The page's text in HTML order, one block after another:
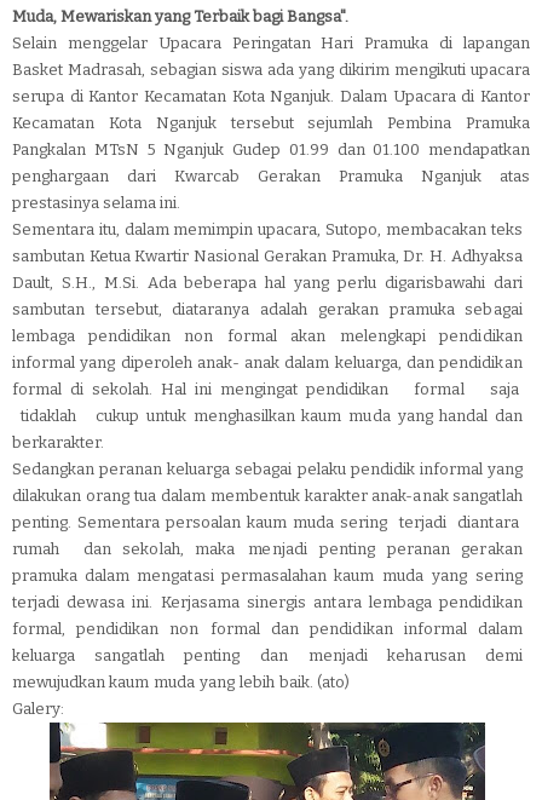
Muda, Mewariskan yang Terbaik bagi Bangsa".
Selain menggelar Upacara Peringatan Hari Pramuka di lapangan
Basket Madrasah, sebagian siswa ada yang dikirim mengikuti upacara
serupa di Kantor Kecamatan Kota Nganjuk. Dalam Upacara di Kantor
Kecamatan Kota Nganjuk tersebut sejumlah Pembina
Pramuka
Pangkalan MTsN 5 Nganjuk Gudep 01.99 dan 01.100 mendapatkan
penghargaan dari Kwarcab Gerakan Pramuka Nganjuk atas
prestasinya selama ini.
Sementara itu, dalam memimpin upacara, Sutopo, membacakan teks
sambutan Ketua Kwartir Nasional Gerakan Pramuka, Dr. H. Adhyaksa
Dault, S.H., M.Si. Ada beberapa hal yang perlu digarisbawahi dari
sambutan tersebut, diataranya adalah gerakan pramuka seb agai
lembaga pendidikan non formal akan melengkapi pendidikan
informal yang diperoleh anak- anak dalam keluarga, dan pendidikan
formal di sekolah. Hal ini mengingat pendidikan formal
saja
tidaklah cukup untuk menghasilkan kaum muda yang handal dan
berkarakter.
Sedangkan peranan keluarga sebagai pelaku pendidik informal yang
dilakukan orang tua dalam membentuk karakter anak-anak sangatlah
penting. Sementara persoalan kaum muda sering terjadi diantara
rumah
dan sekolah, maka me njadi penting peranan gerakan
pramuka dalam mengatasi permasalahan kaum muda yang sering
terjadi dewasa ini. Kerjasama sinergis antara lembaga pendidikan
formal, pendidikan non formal dan pendidikan informal dalam
keluarga sangatlah penting dan menjadi keharusan demi
mewujudkan kaum muda yang lebih baik. (ato)
Galery: